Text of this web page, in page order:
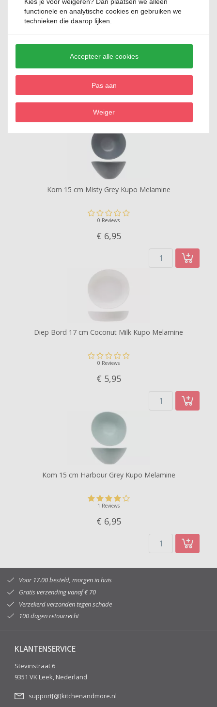
Kom 15 cm Pelican Kupo Melamine
€ 6,95
Kom 15 cm Misty Grey Kupo Melamine
0 Reviews
€ 6,95
Diep Bord 17 cm Coconut Milk Kupo Melamine
0 Reviews
€ 5,95
Kom 15 cm Harbour Grey Kupo Melamine
1 Reviews
€ 6,95
Voor 17.00 besteld, morgen in huis
Gratis verzending vanaf € 70
Verzekerd verzonden tegen schade
100 dagen retourrecht
KLANTENSERVICE
Stevinstraat 6
9351 VK Leek, Nederland
support[@]kitchenandmore.nl
functionele en analytische cookies en gebruiken we
technieken die daarop lijken.
Accepteer alle cookies
Pas aan
Weiger